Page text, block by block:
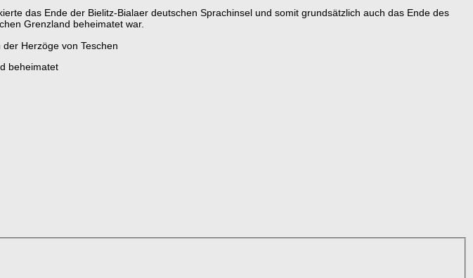
das Ende der Bielitz-Bialaer deutschen Sprachinsel und somit grundsätzlich auch das Ende des
Grenzland beheimatet war.
Herzöge von Teschen
beheimatet